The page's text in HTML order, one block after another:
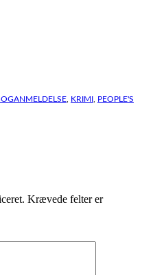
KRIMI PEOPLE'S
Krævede felter er